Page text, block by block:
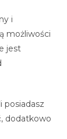
i
możliwości
jest
posiadasz
dodatkowo